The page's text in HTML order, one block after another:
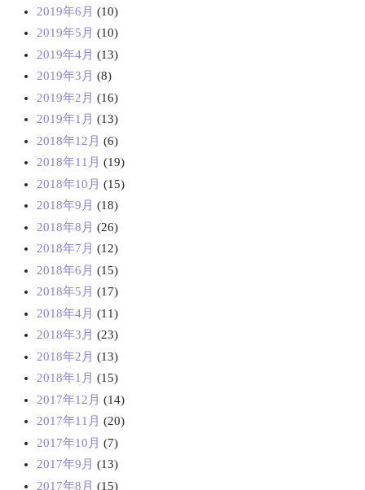
2019年6月 (10)
2019年5月 (10)
2019年4月 (13)
2019年3月 (8)
2019年2月 (16)
2019年1月 (13)
2018年12月 (6)
2018年11月 (19)
2018年10月 (15)
2018年9月 (18)
2018年8月 (26)
2018年7月 (12)
2018年6月 (15)
2018年5月 (17)
2018年4月 (11)
2018年3月 (23)
2018年2月 (13)
2018年1月 (15)
2017年12月 (14)
2017年11月 (20)
2017年10月 (7)
2017年9月 (13)
2017年8月 (15)